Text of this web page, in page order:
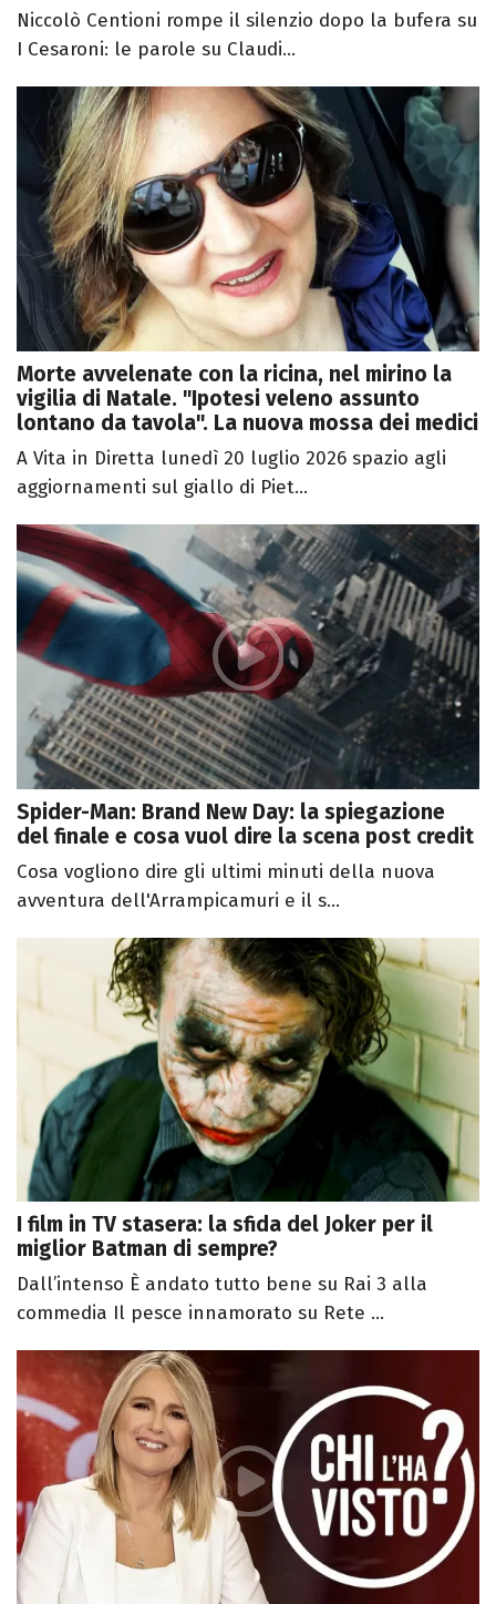
Niccolò Centioni rompe il silenzio dopo la bufera su
I Cesaroni: le parole su Claudi...
Morte avvelenate con la ricina, nel mirino la
vigilia di Natale. "Ipotesi veleno assunto
lontano da tavola". La nuova mossa dei medici
A Vita in Diretta lunedì 20 luglio 2026 spazio agli
aggiornamenti sul giallo di Piet...
Spider-Man: Brand New Day: la spiegazione
del finale e cosa vuol dire la scena post credit
Cosa vogliono dire gli ultimi minuti della nuova
avventura dell'Arrampicamuri e il s...
I film in TV stasera: la sfida del Joker per il
miglior Batman di sempre?
Dall’intenso È andato tutto bene su Rai 3 alla
commedia Il pesce innamorato su Rete ...